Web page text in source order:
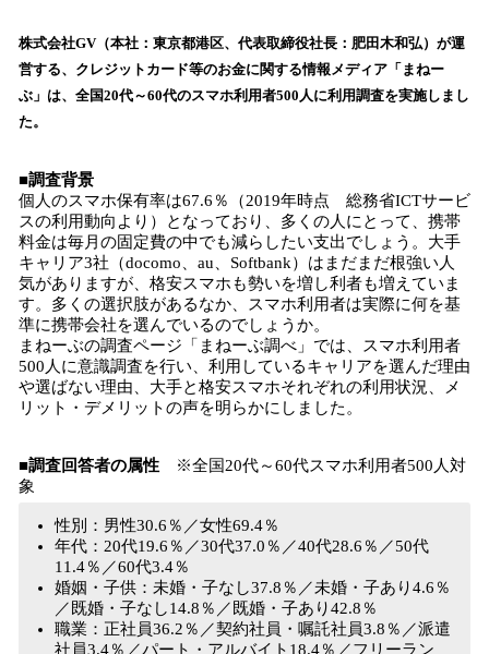
！
数
を
み
中
で
す
株式会社GV（本社：東京都港区、代表取締役社長：肥田木和弘）が運
営する、クレジットカード等のお金に関する情報メディア「まねー
ぶ」は、全国20代～60代のスマホ利用者500人に利用調査を実施しまし
た。
■調査背景
個人のスマホ保有率は67.6％（2019年時点 総務省ICTサービ
スの利用動向より）となっており、多くの人にとって、携帯
料金は毎月の固定費の中でも減らしたい支出でしょう。大手
キャリア3社（docomo、au、Softbank）はまだまだ根強い人
気がありますが、格安スマホも勢いを増し利者も増えていま
す。多くの選択肢があるなか、スマホ利用者は実際に何を基
準に携帯会社を選んでいるのでしょうか。
まねーぶの調査ページ「まねーぶ調べ」では、スマホ利用者
500人に意識調査を行い、利用しているキャリアを選んだ理由
や選ばない理由、大手と格安スマホそれぞれの利用状況、メ
リット・デメリットの声を明らかにしました。
■調査回答者の属性 ※全国20代～60代スマホ利用者500人対
象
性別：男性30.6％／女性69.4％
年代：20代19.6％／30代37.0％／40代28.6％／50代
11.4％／60代3.4％
婚姻・子供：未婚・子なし37.8％／未婚・子あり4.6％
／既婚・子なし14.8％／既婚・子あり42.8％
職業：正社員36.2％／契約社員・嘱託社員3.8％／派遣
社員3.4％／パート・アルバイト18.4％／フリーラン